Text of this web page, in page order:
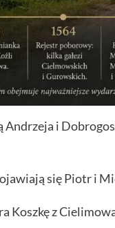
Andrzeja i
się Piotr i
Koszkę z